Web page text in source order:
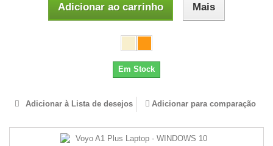
Adicionar ao carrinho Mais
Em Stock
Adicionar à Lista de desejos Adicionar para comparação